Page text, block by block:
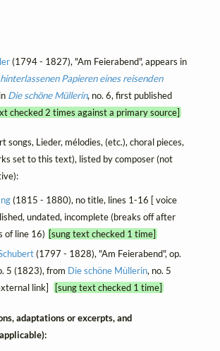
(1794 - 1827), "Am Feierabend", appears in
Papieren eines reisenden
Die schöne Müllerin, no. 6, first published
checked 2 times against a primary source]
songs, Lieder, mélodies, (etc.), choral pieces,
set to this text), listed by composer (not
(1815 - 1880), no title, lines 1-16 [ voice
undated, incomplete (breaks off after
of line 16) [sung text checked 1 time]
(1797 - 1828), "Am Feierabend", op.
5 (1823), from Die schöne Müllerin, no. 5
link] [sung text checked 1 time]
adaptations or excerpts, and